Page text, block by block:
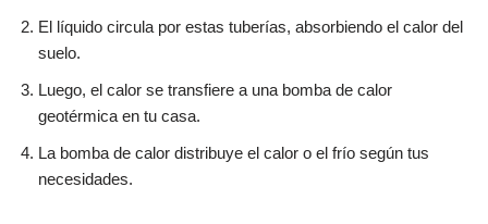
El líquido circula por estas tuberías, absorbiendo el calor del
suelo.
Luego, el calor se transfiere a una bomba de calor
geotérmica en tu casa.
La bomba de calor distribuye el calor o el frío según tus
necesidades.